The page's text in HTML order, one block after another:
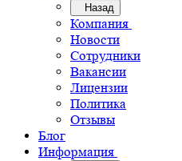
Назад
Компания
Новости
Сотрудники
Вакансии
Лицензии
Политика
Отзывы
Блог
Информация